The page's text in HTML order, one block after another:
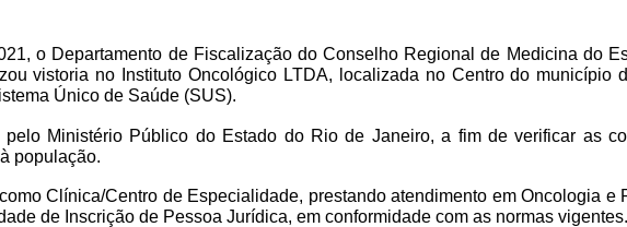
o Departamento de Fiscalização do Conselho Regional de Medicina do
vistoria no Instituto Oncológico LTDA, localizada no Centro do
Único de Saúde (SUS).
Ministério Público do Estado do Rio de Janeiro, a fim de verificar as
população.
Clínica/Centro de Especialidade, prestando atendimento em Oncologia
de Inscrição de Pessoa Jurídica, em conformidade com as normas vigentes.